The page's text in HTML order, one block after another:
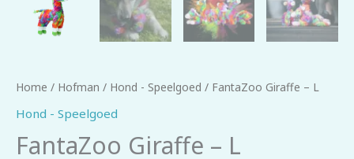
Home / Hofman / Hond - Speelgoed / FantaZoo Giraffe – L
Hond - Speelgoed
FantaZoo Giraffe – L